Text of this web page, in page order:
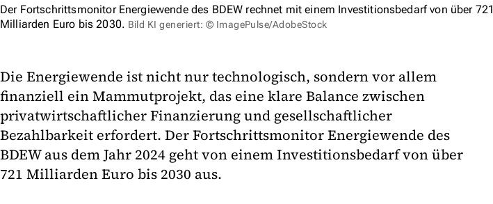
Der Fortschrittsmonitor Energiewende des BDEW rechnet mit einem Investitionsbedarf von über 721
Milliarden Euro bis 2030. Bild KI generiert: © ImagePulse/AdobeStock
Die Energiewende ist nicht nur technologisch, sondern vor allem
finanziell ein Mammutprojekt, das eine klare Balance zwischen
privatwirtschaftlicher Finanzierung und gesellschaftlicher
Bezahlbarkeit erfordert. Der Fortschrittsmonitor Energiewende des
BDEW aus dem Jahr 2024 geht von einem Investitionsbedarf von über
721 Milliarden Euro bis 2030 aus.